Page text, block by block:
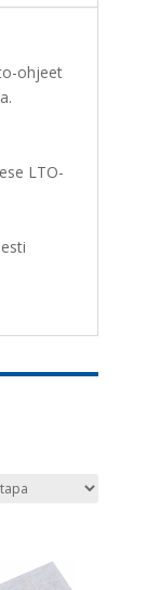
ohjeet
LTO-